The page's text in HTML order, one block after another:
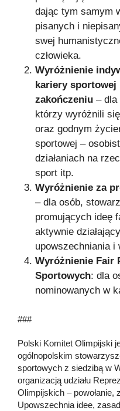
dając tym samym
pisanych i
swej
człowieka.
Wyróżnienie
kariery
zakończeniu – dla
którzy wyróżnili
oraz godnym
sportowej –
działaniach na
sport itp.
Wyróżnienie za
– dla osób,
promujących ideę
aktywnie
upowszechniania i
Wyróżnienie Fair
Sportowych: dla
nominowanych w
###
Polski Komitet Olimpijski
ogólnopolskim
sportowych z siedzibą w
organizacją udziału
Olimpijskich – powołanie,
Upowszechnia idee,